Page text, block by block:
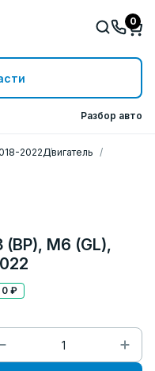
0
Разбор авто
2022Двигатель
M6 (GL),
0 ₽